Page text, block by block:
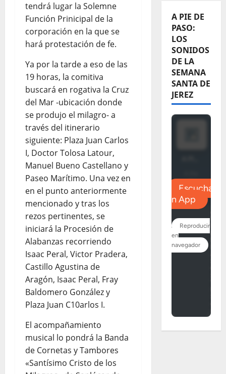
tendrá lugar la Solemne
Función Prinicipal de la
corporación en la que se
hará protestación de fe.
Ya por la tarde a eso de las
19 horas, la comitiva
buscará en rogativa la Cruz
del Mar -ubicación donde
se produjo el milagro- a
través del itinerario
siguiente: Plaza Juan Carlos
I, Doctor Tolosa Latour,
Manuel Bueno Castellano y
Paseo Marítimo. Una vez en
en el punto anteriormente
mencionado y tras los
rezos pertinentes, se
iniciará la Procesión de
Alabanzas recorriendo
Isaac Peral, Victor Pradera,
Castillo Agustina de
Aragón, Isaac Peral, Fray
Baldomero González y
Plaza Juan C10arlos I.
El acompañamiento
musical lo pondrá la Banda
de Cornetas y Tambores
«Santísimo Cristo de los
A PIE DE
PASO:
LOS
SONIDOS
DE LA
SEMANA
SANTA DE
JEREZ